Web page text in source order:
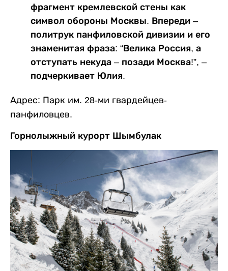
фрагмент кремлевской стены как
символ обороны Москвы. Впереди –
политрук панфиловской дивизии и его
знаменитая фраза: “Велика Россия, а
отступать некуда – позади Москва!”, –
подчеркивает Юлия.
Адрес: Парк им. 28-ми гвардейцев-
панфиловцев.
Горнолыжный курорт Шымбулак